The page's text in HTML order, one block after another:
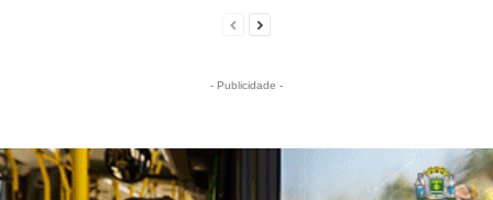
- Publicidade -